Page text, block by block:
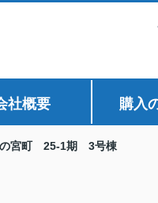
社概要 購入
の宮町 25-1期 3号棟